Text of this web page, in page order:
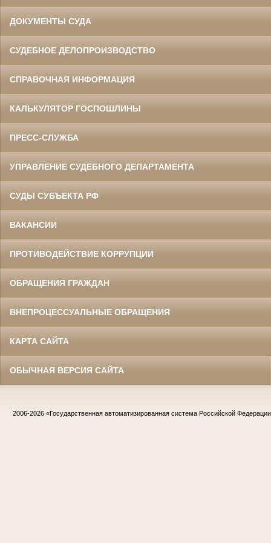
ДОКУМЕНТЫ СУДА
СУДЕБНОЕ ДЕЛОПРОИЗВОДСТВО
СПРАВОЧНАЯ ИНФОРМАЦИЯ
КАЛЬКУЛЯТОР ГОСПОШЛИНЫ
ПРЕСС-СЛУЖБА
УПРАВЛЕНИЕ СУДЕБНОГО ДЕПАРТАМЕНТА
СУДЫ СУБЪЕКТА РФ
ВАКАНСИИ
ПРОТИВОДЕЙСТВИЕ КОРРУПЦИИ
ОБРАЩЕНИЯ ГРАЖДАН
ВНЕПРОЦЕССУАЛЬНЫЕ ОБРАЩЕНИЯ
КАРТА САЙТА
ОБЫЧНАЯ ВЕРСИЯ САЙТА
2006-2026 «Государственная автоматизированная система Российской